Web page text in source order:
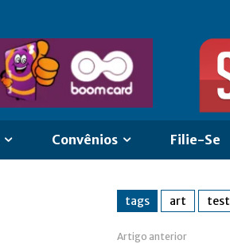
Convênios Filie-Se
tags art test
Artigo anterior